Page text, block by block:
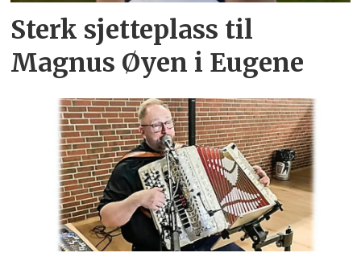
Sterk sjetteplass til
Magnus Øyen i Eugene